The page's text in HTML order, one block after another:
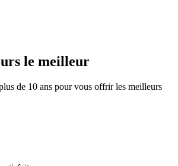
le meilleur
de 10 ans pour vous offrir les meilleurs